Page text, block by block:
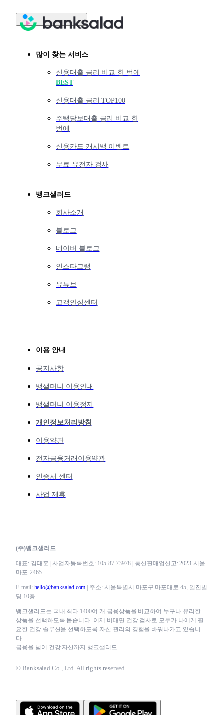
많이 찾는 서비스
신용대출 금리 비교 한 번에
BEST
신용대출 금리 TOP100
주택담보대출 금리 비교 한
번에
신용카드 캐시백 이벤트
무료 유전자 검사
뱅크샐러드
회사소개
블로그
네이버 블로그
인스타그램
유튜브
고객안심센터
이용 안내
공지사항
뱅샐머니 이용안내
뱅샐머니 이용정지
개인정보처리방침
이용약관
전자금융거래이용약관
인증서 센터
사업 제휴
(주)뱅크샐러드
대표: 김태훈 | 사업자등록번호: 105-87-73978 | 통신판매업신고: 2023-서울
마포-2465
E-mail: hello@banksalad.com | 주소: 서울특별시 마포구 마포대로 45, 일진빌
딩 10층
뱅크샐러드는 국내 최다 1400여 개 금융상품을 비교하여 누구나 유리한
상품을 선택하도록 돕습니다. 이제 비대면 건강 검사로 모두가 나에게 필
요한 건강 솔루션을 선택하도록 자산 관리의 경험을 바꿔나가고 있습니
다.
금융을 넘어 건강 자산까지 뱅크샐러드
© Banksalad Co., Ltd. All rights reserved.